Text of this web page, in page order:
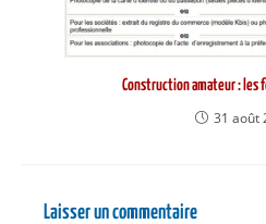
Construction amateur : les
31 août
Laisser un commentaire